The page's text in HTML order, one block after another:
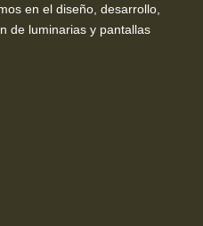
en el diseño, desarrollo,
de luminarias y pantallas